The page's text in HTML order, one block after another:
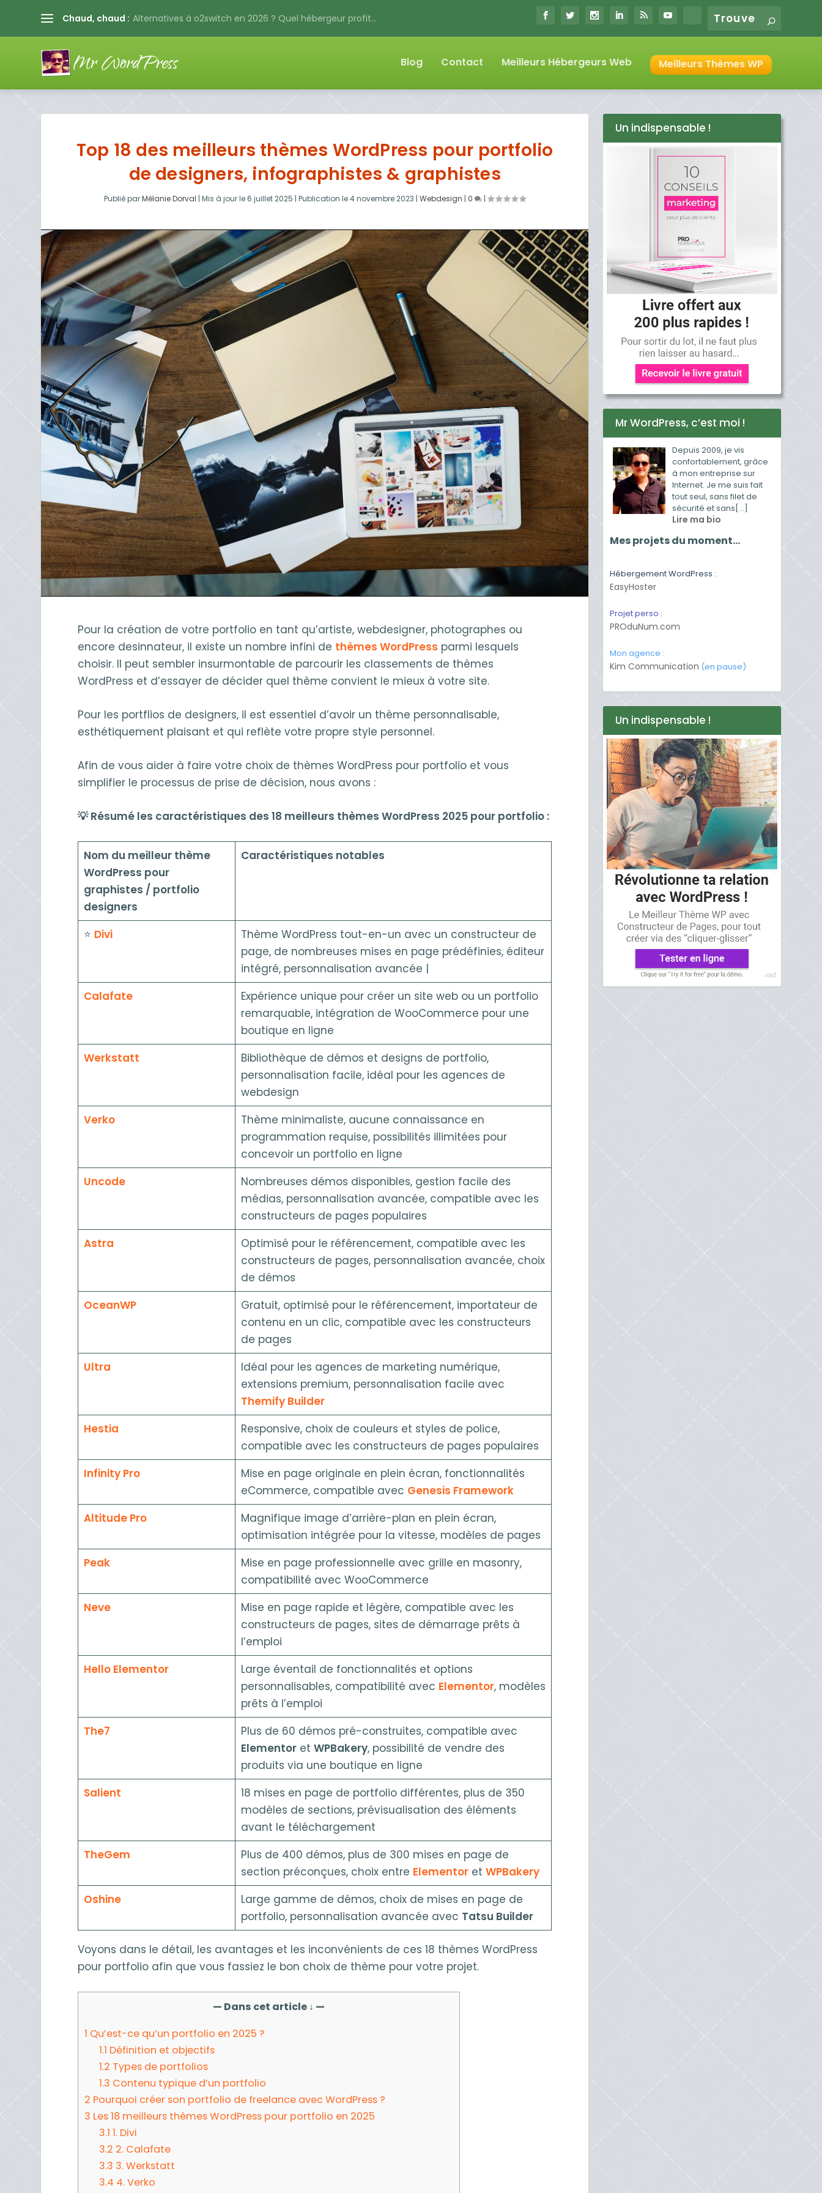
Chaud, chaud : Alternatives à o2switch en 2026 ? Quel hébergeur profit...
Blog Contact Meilleurs Hébergeurs Web Meilleurs Thèmes WP
Top 18 des meilleurs thèmes WordPress pour portfolio
de designers, infographistes & graphistes
Publié parMélanie Dorval |Mis à jour le6 juillet 2025 |Publication le4 novembre 2023 |Webdesign | 0 |
Pour la création de votre portfolio en tant qu’artiste, webdesigner, photographes ou
encore desinnateur, il existe un nombre infini de thèmes WordPress parmi lesquels
choisir. Il peut sembler insurmontable de parcourir les classements de thèmes
WordPress et d’essayer de décider quel thème convient le mieux à votre site.
Pour les portflios de designers, il est essentiel d’avoir un thème personnalisable,
esthétiquement plaisant et qui reflète votre propre style personnel.
Afin de vous aider à faire votre choix de thèmes WordPress pour portfolio et vous
simplifier le processus de prise de décision, nous avons :
💡 Résumé les caractéristiques des 18 meilleurs thèmes WordPress 2025 pour portfolio :
Nom du meilleur thème
WordPress pour
graphistes / portfolio
designers
Caractéristiques notables
⭐️ Divi
Thème WordPress tout-en-un avec un constructeur de
page, de nombreuses mises en page prédéfinies, éditeur
intégré, personnalisation avancée |
Calafate
Expérience unique pour créer un site web ou un portfolio
remarquable, intégration de WooCommerce pour une
boutique en ligne
Werkstatt
Bibliothèque de démos et designs de portfolio,
personnalisation facile, idéal pour les agences de
webdesign
Verko
Thème minimaliste, aucune connaissance en
programmation requise, possibilités illimitées pour
concevoir un portfolio en ligne
Uncode
Nombreuses démos disponibles, gestion facile des
médias, personnalisation avancée, compatible avec les
constructeurs de pages populaires
Astra
Optimisé pour le référencement, compatible avec les
constructeurs de pages, personnalisation avancée, choix
de démos
OceanWP
Gratuit, optimisé pour le référencement, importateur de
contenu en un clic, compatible avec les constructeurs
de pages
Ultra
Idéal pour les agences de marketing numérique,
extensions premium, personnalisation facile avec
Themify Builder
Hestia
Responsive, choix de couleurs et styles de police,
compatible avec les constructeurs de pages populaires
Infinity Pro
Mise en page originale en plein écran, fonctionnalités
eCommerce, compatible avec Genesis Framework
Altitude Pro
Magnifique image d’arrière-plan en plein écran,
optimisation intégrée pour la vitesse, modèles de pages
Peak
Mise en page professionnelle avec grille en masonry,
compatibilité avec WooCommerce
Neve
Mise en page rapide et légère, compatible avec les
constructeurs de pages, sites de démarrage prêts à
l’emploi
Hello Elementor
Large éventail de fonctionnalités et options
personnalisables, compatibilité avec Elementor, modèles
prêts à l’emploi
The7
Plus de 60 démos pré-construites, compatible avec
Elementoret WPBakery, possibilité de vendre des
produits via une boutique en ligne
Salient
18 mises en page de portfolio différentes, plus de 350
modèles de sections, prévisualisation des éléments
avant le téléchargement
TheGem
Plus de 400 démos, plus de 300 mises en page de
section préconçues, choix entre Elementoret WPBakery
Oshine
Large gamme de démos, choix de mises en page de
portfolio, personnalisation avancée avec Tatsu Builder
Voyons dans le détail, les avantages et les inconvénients de ces 18 thèmes WordPress
pour portfolio afin que vous fassiez le bon choix de thème pour votre projet.
— Dans cet article ↓ —
1 Qu’est-ce qu’un portfolio en 2025 ?
1.1 Définition et objectifs
1.2 Types de portfolios
1.3 Contenu typique d’un portfolio
2 Pourquoi créer son portfolio de freelance avec WordPress ?
3 Les 18 meilleurs thèmes WordPress pour portfolio en 2025
3.1 1. Divi
3.2 2. Calafate
3.3 3. Werkstatt
3.4 4. Verko
Un indispensable !
Mr WordPress, c’est moi !
Depuis 2009, je vis
confortablement, grâce
à mon entreprise sur
Internet. Je me suis fait
tout seul, sans filet de
sécurité et sans[...]
Lire ma bio
Mes projets du moment…
Hébergement WordPress :
EasyHoster
Projet perso :
PROduNum.com
Mon agence :
Kim Communication (en pause)
Un indispensable !